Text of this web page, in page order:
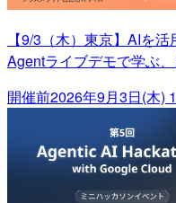
【9/3（木）東京】AIを
Agentライブデモで学ぶ
開催前2026年9月3日(木)